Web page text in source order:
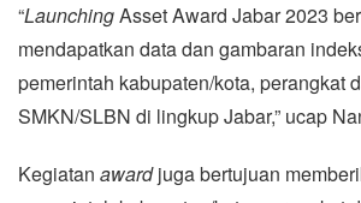
“LaunchingAsset Award Jabar 2023
mendapatkan data dan gambaran
pemerintah kabupaten/kota, perangkat
SMKN/SLBN di lingkup Jabar,” ucap
Kegiatan awardjuga bertujuan